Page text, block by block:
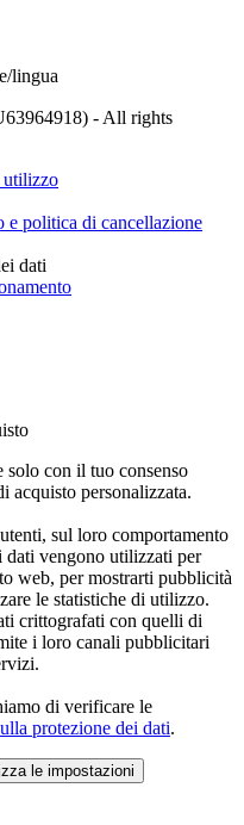
lingua
- All rights
utilizzo
e politica di cancellazione
dati
con il tuo consenso
acquisto personalizzata.
sul loro comportamento
dati vengono utilizzati per
web, per mostrarti pubblicità
le statistiche di utilizzo.
crittografati con quelli di
i loro canali pubblicitari
di verificare le
protezione dei dati.
le impostazioni